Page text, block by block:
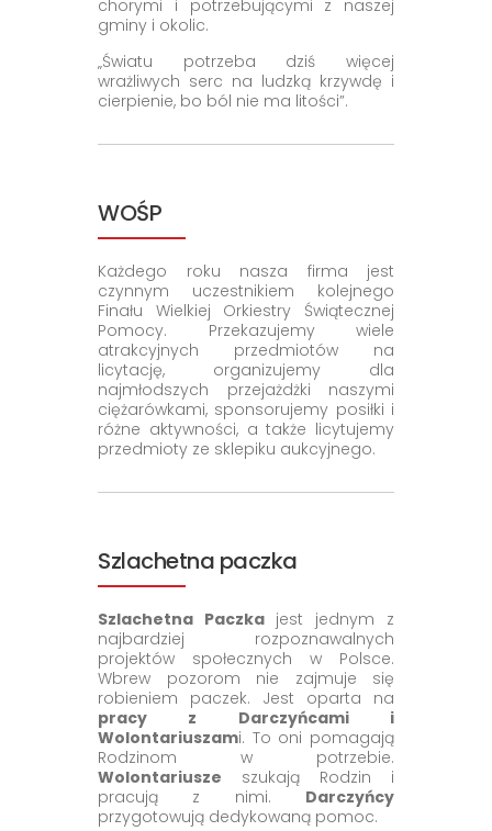
chorymi i potrzebującymi z naszej
gminy i okolic.
„Światu potrzeba dziś więcej
wrażliwych serc na ludzką krzywdę i
cierpienie, bo ból nie ma litości”.
WOŚP
Każdego roku nasza firma jest
czynnym uczestnikiem kolejnego
Finału Wielkiej Orkiestry Świątecznej
Pomocy. Przekazujemy wiele
atrakcyjnych przedmiotów na
licytację, organizujemy dla
najmłodszych przejażdżki naszymi
ciężarówkami, sponsorujemy posiłki i
różne aktywności, a także licytujemy
przedmioty ze sklepiku aukcyjnego.
Szlachetna paczka
Szlachetna Paczka jest jednym z
najbardziej rozpoznawalnych
projektów społecznych w Polsce.
Wbrew pozorom nie zajmuje się
robieniem paczek. Jest oparta na
pracy z Darczyńcami i
Wolontariuszami. To oni pomagają
Rodzinom w potrzebie.
Wolontariusze szukają Rodzin i
pracują z nimi. Darczyńcy
przygotowują dedykowaną pomoc.